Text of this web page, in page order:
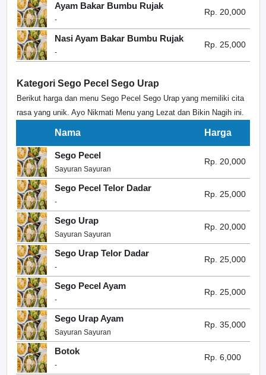
Ayam Bakar Bumbu Rujak
-
Rp. 20,000
Nasi Ayam Bakar Bumbu Rujak
-
Rp. 25,000
Kategori Sego Pecel Sego Urap
Berikut harga dan menu Sego Pecel Sego Urap yang memiliki cita
rasa yang unik. Ayo Nikmati Menu yang Lezat dan Bikin Nagih ini.
Nama Harga
Sego Pecel
Sayuran Sayuran
Rp. 20,000
Sego Pecel Telor Dadar
-
Rp. 25,000
Sego Urap
Sayuran Sayuran
Rp. 20,000
Sego Urap Telor Dadar
-
Rp. 25,000
Sego Pecel Ayam
-
Rp. 25,000
Sego Urap Ayam
Sayuran Sayuran
Rp. 35,000
Botok
-
Rp. 6,000